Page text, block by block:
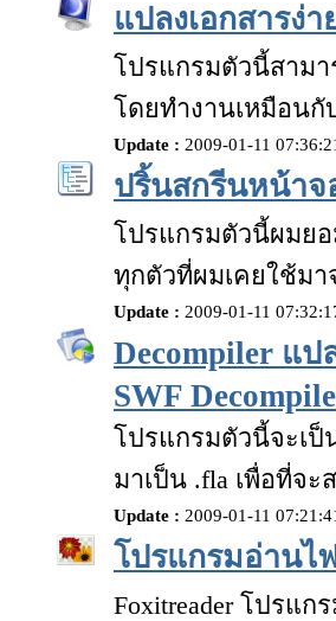
แปลงเอกสารง่
โปรแกรมตัวนี้สามา
โดยทำงานเหมือนกั
Update : 2009-01-11
ปริ้นสกรีนหน้าจ
โปรแกรมตัวนี้ผมย
ทุกตัวที่ผมเคยใช้มา
Update : 2009-01-11
Decompiler แป
SWF
โปรแกรมตัวนี้จะเป็
มาเป็น .fla เพื่อที่จ
Update : 2009-01-11
โปรแกรมอ่านไ
Foxitreader โปรแ